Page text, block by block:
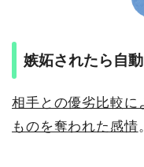
嫉妬されたら自
相手との優劣比較に
ものを奪われた感情。